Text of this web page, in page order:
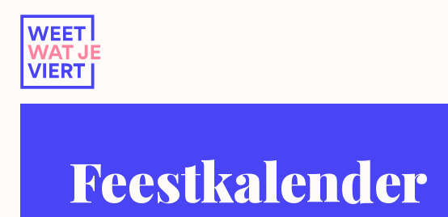
Feestkalender